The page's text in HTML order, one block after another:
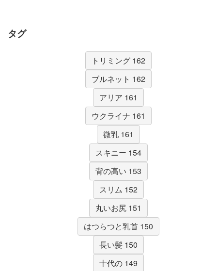
タグ
トリミング 162
ブルネット 162
アリア 161
ウクライナ 161
微乳 161
スキニー 154
背の高い 153
スリム 152
丸いお尻 151
はつらつと乳首 150
長い髪 150
十代の 149